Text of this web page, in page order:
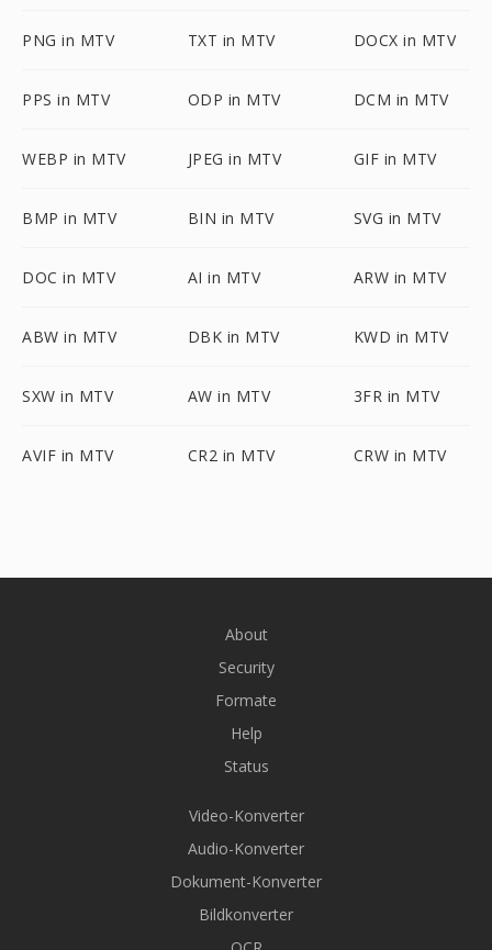
PNG in MTV TXT in MTV DOCX in MTV
PPS in MTV ODP in MTV DCM in MTV
WEBP in MTV JPEG in MTV GIF in MTV
BMP in MTV BIN in MTV SVG in MTV
DOC in MTV AI in MTV ARW in MTV
ABW in MTV DBK in MTV KWD in MTV
SXW in MTV AW in MTV 3FR in MTV
AVIF in MTV CR2 in MTV CRW in MTV
About
Security
Formate
Help
Status
Video-Konverter
Audio-Konverter
Dokument-Konverter
Bildkonverter